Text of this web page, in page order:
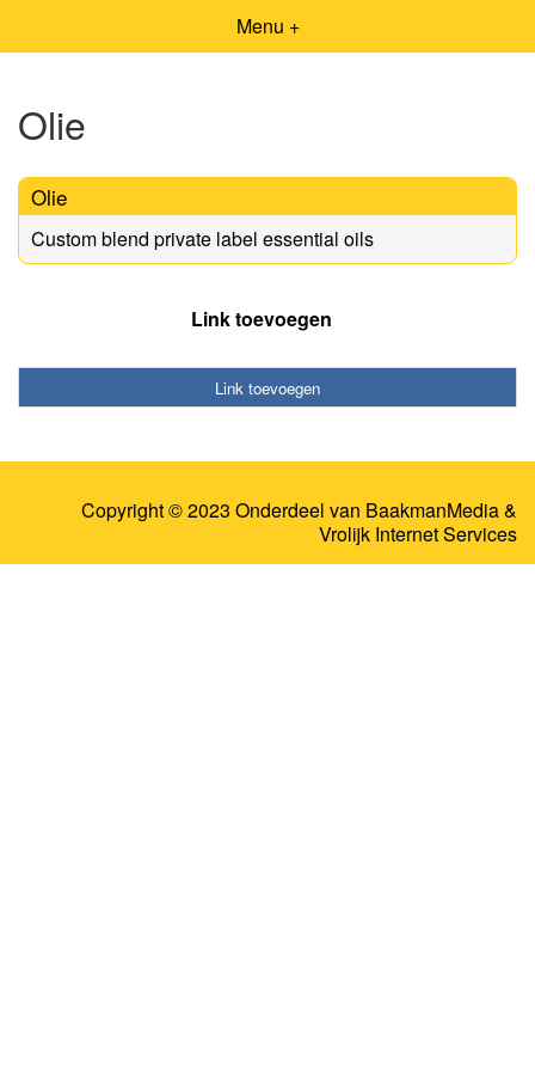
Menu +
Olie
Olie
Custom blend private label essential oils
Link toevoegen
Link toevoegen
Copyright © 2023 Onderdeel van BaakmanMedia&
Vrolijk Internet Services